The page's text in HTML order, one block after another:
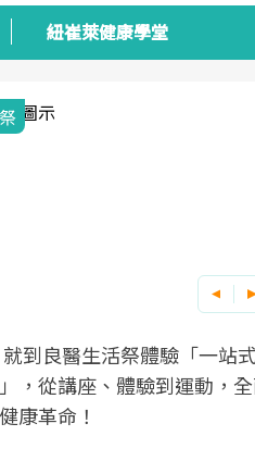
紐崔萊健康學堂
性的距離
從「換季的身體變化」出
點與日常感受的對話，建
知，進而引導實際的改善行